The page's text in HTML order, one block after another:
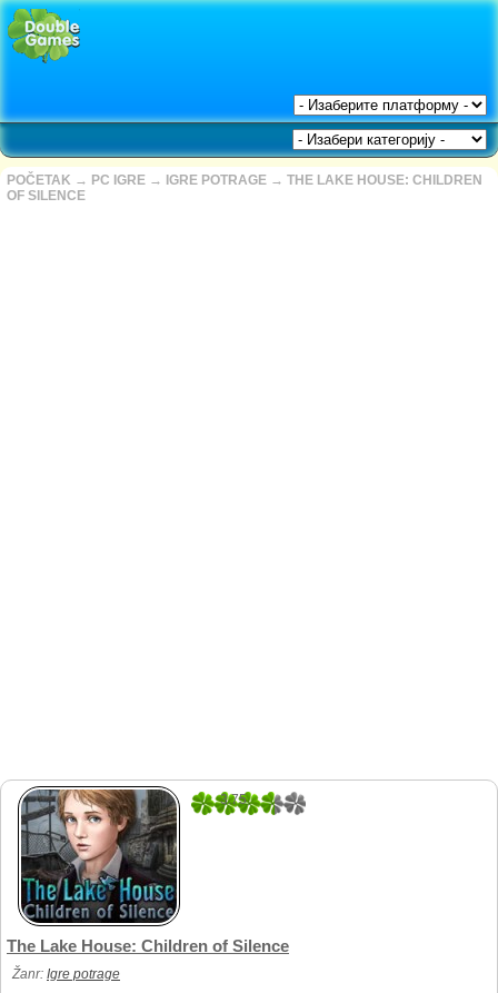
POČETAK → PC IGRE → IGRE POTRAGE → THE LAKE HOUSE: CHILDREN
OF SILENCE
3.75
The Lake House: Children of Silence
Žanr: Igre potrage